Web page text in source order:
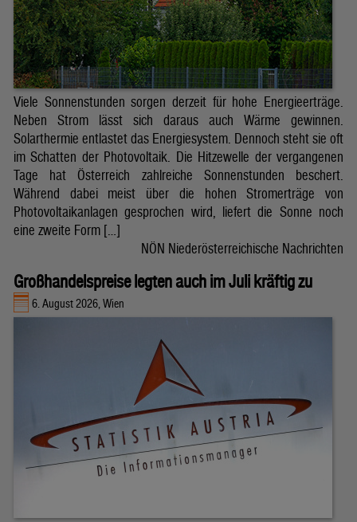
Viele Sonnenstunden sorgen derzeit für hohe Energieerträge.
Neben Strom lässt sich daraus auch Wärme gewinnen.
Solarthermie entlastet das Energiesystem. Dennoch steht sie oft
im Schatten der Photovoltaik. Die Hitzewelle der vergangenen
Tage hat Österreich zahlreiche Sonnenstunden beschert.
Während dabei meist über die hohen Stromerträge von
Photovoltaikanlagen gesprochen wird, liefert die Sonne noch
eine zweite Form […]
NÖN Niederösterreichische Nachrichten
Großhandelspreise legten auch im Juli kräftig zu
6. August 2026, Wien